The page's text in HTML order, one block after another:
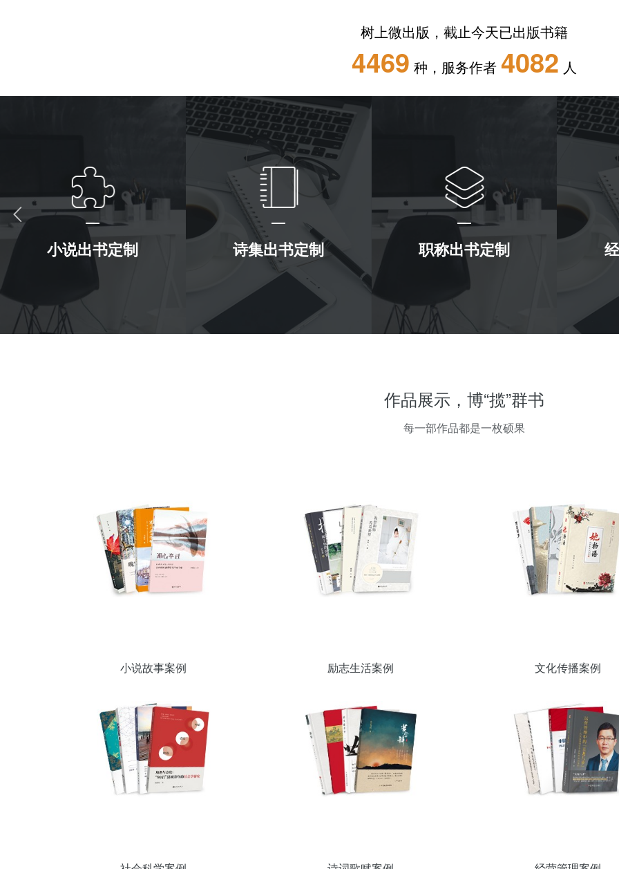
树上微出版，截止今天已出版书籍
4469 种，服务作者 4082 人
小说出书定制 诗集出书定制 职称出书定制
作品展示，博“揽”群书
每一部作品都是一枚硕果
小说故事案例 励志生活案例 文化传播案例